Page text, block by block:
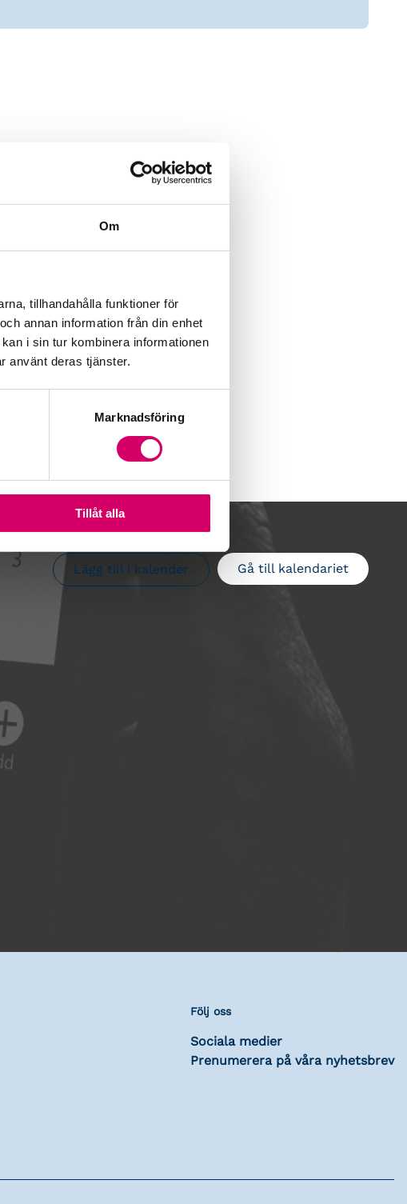
Om
tillhandahålla funktioner för
annan information från din enhet
i sin tur kombinera informationen
använt deras tjänster.
Marknadsföring
Tillåt alla
Gå till kalendariet
Lägg till i kalender
Följ oss
Sociala medier
Prenumerera på våra nyhetsbrev